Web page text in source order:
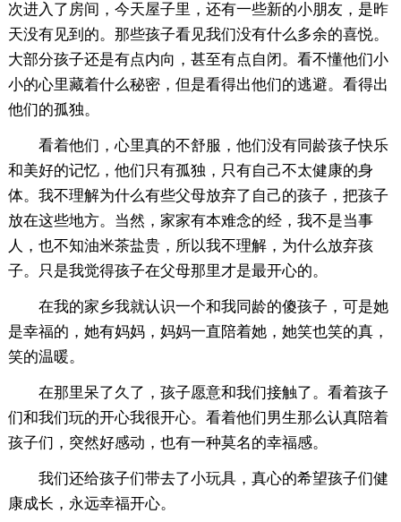
次进入了房间，今天屋子里，还有一些新的小朋友，是昨
天没有见到的。那些孩子看见我们没有什么多余的喜悦。
大部分孩子还是有点内向，甚至有点自闭。看不懂他们小
小的心里藏着什么秘密，但是看得出他们的逃避。看得出
他们的孤独。
看着他们，心里真的不舒服，他们没有同龄孩子快乐
和美好的记忆，他们只有孤独，只有自己不太健康的身
体。我不理解为什么有些父母放弃了自己的孩子，把孩子
放在这些地方。当然，家家有本难念的经，我不是当事
人，也不知油米茶盐贵，所以我不理解，为什么放弃孩
子。只是我觉得孩子在父母那里才是最开心的。
在我的家乡我就认识一个和我同龄的傻孩子，可是她
是幸福的，她有妈妈，妈妈一直陪着她，她笑也笑的真，
笑的温暖。
在那里呆了久了，孩子愿意和我们接触了。看着孩子
们和我们玩的开心我很开心。看着他们男生那么认真陪着
孩子们，突然好感动，也有一种莫名的幸福感。
我们还给孩子们带去了小玩具，真心的希望孩子们健
康成长，永远幸福开心。